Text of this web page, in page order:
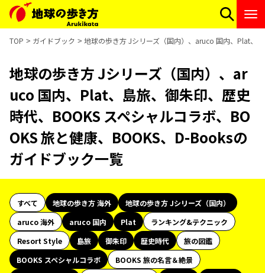
TOP ガイドブック 地球の歩き方 Jシリーズ（国内）、aruco 国内、Plat、
地球の歩き方 Jシリーズ（国内）、ar
uco 国内、Plat、島旅、御朱印、歴史
時代、BOOKS スペシャルコラボ、BO
OKS 旅と健康、BOOKS、D-Booksの
ガイドブック一覧
すべて 地球の歩き方 海外
地球の歩き方 Jシリーズ（国内）
aruco 海外
aruco 国内 Plat
ランキング&テクニック
Resort Style
島旅 御朱印 歴史時代
旅の図鑑
BOOKS スペシャルコラボ
BOOKS 旅の名言＆絶景